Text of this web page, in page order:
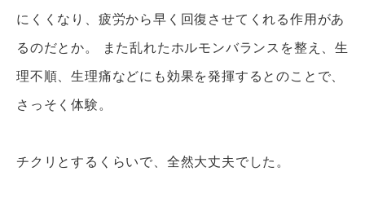
にくくなり、疲労から早く回復させてくれる作用があ
るのだとか。 また乱れたホルモンバランスを整え、生
理不順、生理痛などにも効果を発揮するとのことで、
さっそく体験。
チクリとするくらいで、全然大丈夫でした。